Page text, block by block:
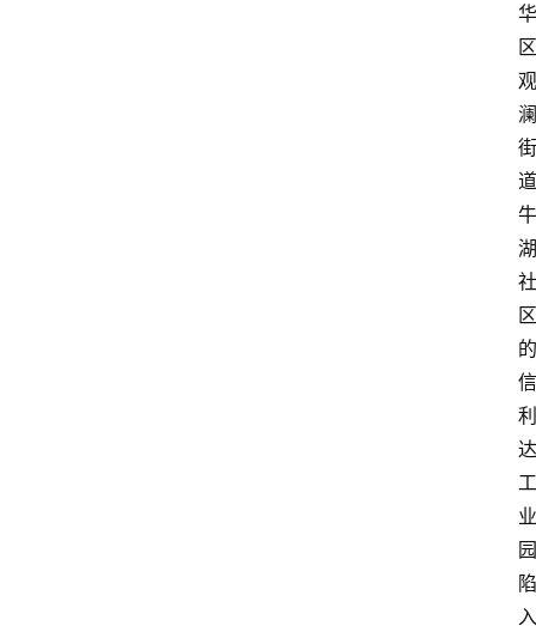
华
区
观
澜
街
道
牛
湖
社
区
的
信
利
达
工
业
园
陷
入